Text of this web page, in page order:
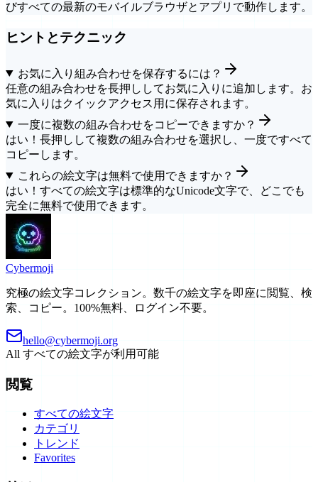
びすべての最新のモバイルブラウザとアプリで動作します。
ヒントとテクニック
お気に入り組み合わせを保存するには？
任意の組み合わせを長押ししてお気に入りに追加します。お
気に入りはクイックアクセス用に保存されます。
一度に複数の組み合わせをコピーできますか？
はい！長押しして複数の組み合わせを選択し、一度ですべて
コピーします。
これらの絵文字は無料で使用できますか？
はい！すべての絵文字は標準的なUnicode文字で、どこでも
完全に無料で使用できます。
Cybermoji
究極の絵文字コレクション。数千の絵文字を即座に閲覧、検
索、コピー。100%無料、ログイン不要。
hello@cybermoji.org
All すべての絵文字が利用可能
閲覧
すべての絵文字
カテゴリ
トレンド
Favorites